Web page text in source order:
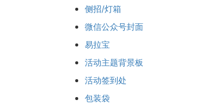
侧招/灯箱
微信公众号封面
易拉宝
活动主题背景板
活动签到处
包装袋